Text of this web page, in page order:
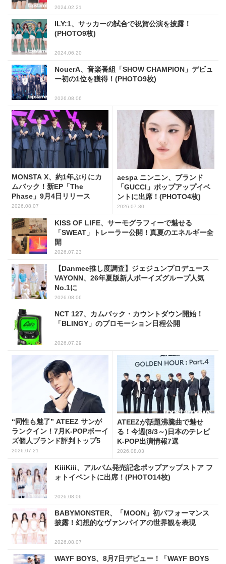
2024.02.21
ILY:1、サッカーの試合で祝賀公演を披露！
(PHOTO9枚)
2024.06.20
NouerA、音楽番組「SHOW CHAMPION」デビュ
ー初の1位を獲得！(PHOTO9枚)
2026.08.06
MONSTA X、約1年ぶりにカ
ムバック！新EP「The
Phase」9月4日リリース
2026.08.07
aespa ニンニン、ブランド
「GUCCI」ポップアップイベ
ントに出席！(PHOTO4枚)
2026.07.30
KISS OF LIFE、サーモグラフィーで魅せる
「SWEAT」トレーラー公開！真夏のエネルギー全
開
2026.07.23
【Danmee推し度調査】ジェジュンプロデュース
VAYONN、26年夏版新人ボーイズグループ人気
No.1に
2026.08.06
NCT 127、カムバック・カウントダウン開始！
「BLINGY」のプロモーション日程公開
2026.07.29
“同性も魅了” ATEEZ サンが
ランクイン！7月K-POPボーイ
ズ個人ブランド評判トップ5
2026.07.21
ATEEZが話題沸騰曲で魅せ
る！今週(8/3～)日本のテレビ
K-POP出演情報7選
2026.08.03
KiiiKiii、アルバム発売記念ポップアップストア フ
ォトイベントに出席！(PHOTO14枚)
2026.08.06
BABYMONSTER、「MOON」初パフォーマンス
披露！幻想的なヴァンパイアの世界観を表現
2026.08.07
WAYF BOYS、8月7日デビュー！「WAYF BOYS